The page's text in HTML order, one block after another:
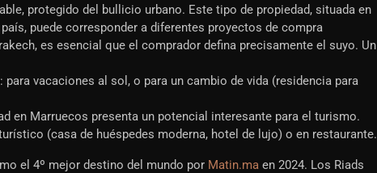
protegido del bullicio urbano. Este tipo de propiedad, situada en
puede corresponder a diferentes proyectos de compra
es esencial que el comprador defina precisamente el suyo. Un
vacaciones al sol, o para un cambio de vida (residencia para
en Marruecos presenta un potencial interesante para el turismo.
(casa de huéspedes moderna, hotel de lujo) o en restaurante.
el 4º mejor destino del mundo por Matin.ma en 2024. Los Riads